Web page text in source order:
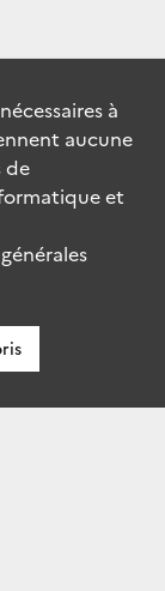
à
aucune
de
et